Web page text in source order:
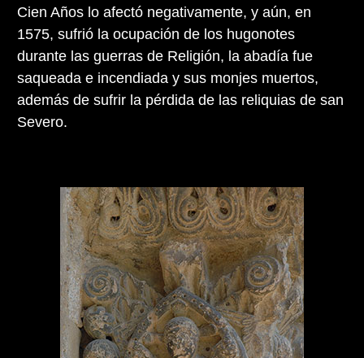
Cien Años lo afectó negativamente, y aún, en
1575, sufrió la ocupación de los hugonotes
durante las guerras de Religión, la abadía fue
saqueada e incendiada y sus monjes muertos,
además de sufrir la pérdida de las reliquias de san
Severo.